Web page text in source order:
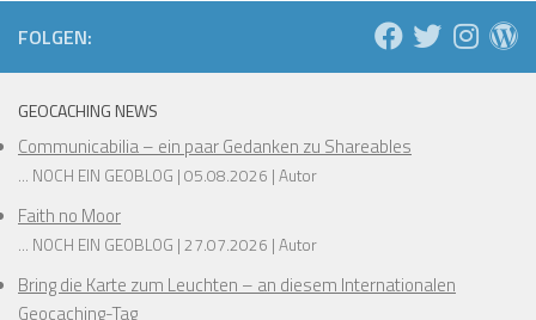
FOLGEN:
GEOCACHING NEWS
Communicabilia – ein paar Gedanken zu Shareables
... NOCH EIN GEOBLOG 05.08.2026 Autor
Faith no Moor
... NOCH EIN GEOBLOG 27.07.2026 Autor
Bring die Karte zum Leuchten – an diesem Internationalen
Geocaching-Tag